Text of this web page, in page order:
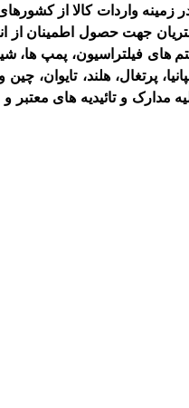
حصول اطمینان از
های فیلتراسیون، پمپ ­ها،
پرتغال، هلند، تایوان،
مدارک و تائیدیه های معتبر و